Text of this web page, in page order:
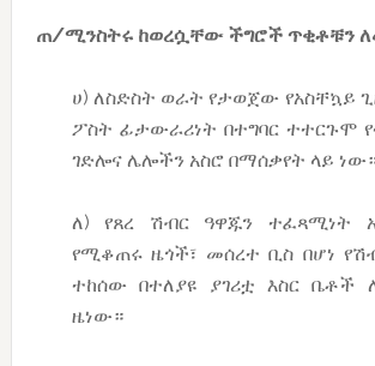
ጠ/ሚንስትሩ ከወረሷቸው ችግሮች ጥቂቶቹን
ሀ) ለስድስት ወራት የታወጀው የአስቸኳይ
ፖስት ፊታውራሪነት በተግባር ተተርጉሞ
ገድሎና ሌሎችን አስሮ በማሰቃየት ላይ
ለ) የጸረ ሽብር ዓዋጁን ተፈጻሚነት
የሚቆጠሩ ዜጎች፣ መሰረተ ቢስ በሆነ
ተከሰው በተለያዩ ያገሪቷ እስር ቤቶች
ዜነው።